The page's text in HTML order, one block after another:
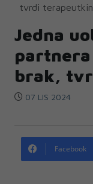
tvrdi
Jedna
brak,
07 LIS 2024
Facebook